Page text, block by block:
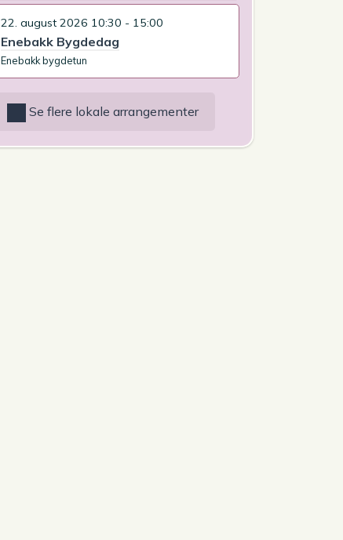
22. august 2026 10:30 - 15:00
Enebakk Bygdedag
Enebakk bygdetun
Se flere lokale arrangementer